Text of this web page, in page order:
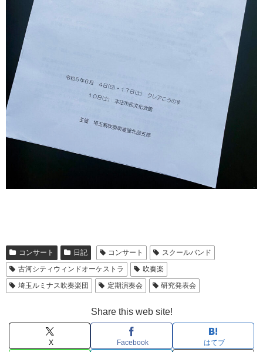
コンサート 日記 コンサート
スクールバンド
古河シティウィンドオーケストラ
吹奏楽
埼玉ルミナス吹奏楽団
定期演奏会 研究発表会
Share this web site!
X Facebook はてブ